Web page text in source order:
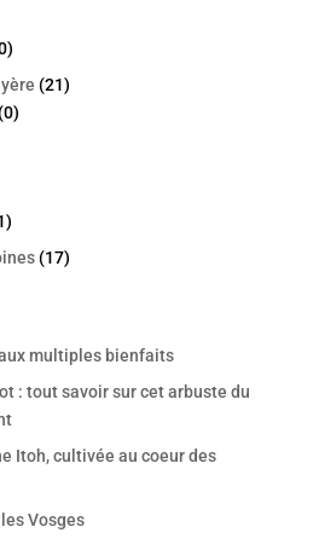
(21)
(17)
multiples bienfaits
: tout savoir sur cet arbuste du
Itoh, cultivée au coeur des
Vosges